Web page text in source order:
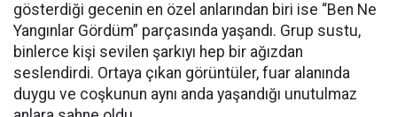
gösterdiği gecenin en özel anlarından biri ise “Ben Ne
Yangınlar Gördüm” parçasında yaşandı. Grup sustu,
binlerce kişi sevilen şarkıyı hep bir ağızdan
seslendirdi. Ortaya çıkan görüntüler, fuar alanında
duygu ve coşkunun aynı anda yaşandığı unutulmaz